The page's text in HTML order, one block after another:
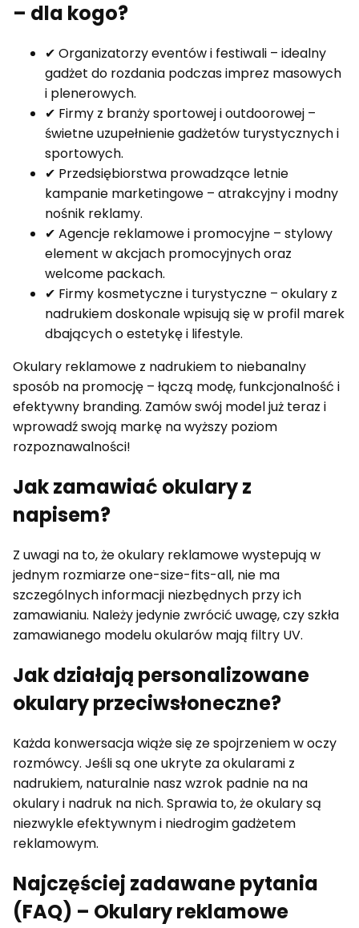
– dla kogo?
✔ Organizatorzy eventów i festiwali – idealny
gadżet do rozdania podczas imprez masowych
i plenerowych.
✔ Firmy z branży sportowej i outdoorowej –
świetne uzupełnienie gadżetów turystycznych i
sportowych.
✔ Przedsiębiorstwa prowadzące letnie
kampanie marketingowe – atrakcyjny i modny
nośnik reklamy.
✔ Agencje reklamowe i promocyjne – stylowy
element w akcjach promocyjnych oraz
welcome packach.
✔ Firmy kosmetyczne i turystyczne – okulary z
nadrukiem doskonale wpisują się w profil marek
dbających o estetykę i lifestyle.
Okulary reklamowe z nadrukiem to niebanalny
sposób na promocję – łączą modę, funkcjonalność i
efektywny branding. Zamów swój model już teraz i
wprowadź swoją markę na wyższy poziom
rozpoznawalności!
Jak zamawiać okulary z
napisem?
Z uwagi na to, że okulary reklamowe wystepują w
jednym rozmiarze one-size-fits-all, nie ma
szczególnych informacji niezbędnych przy ich
zamawianiu. Należy jedynie zwrócić uwagę, czy szkła
zamawianego modelu okularów mają filtry UV.
Jak działają personalizowane
okulary przeciwsłoneczne?
Każda konwersacja wiąże się ze spojrzeniem w oczy
rozmówcy. Jeśli są one ukryte za okularami z
nadrukiem, naturalnie nasz wzrok padnie na na
okulary i nadruk na nich. Sprawia to, że okulary są
niezwykle efektywnym i niedrogim gadżetem
reklamowym.
Najczęściej zadawane pytania
(FAQ) – Okulary reklamowe